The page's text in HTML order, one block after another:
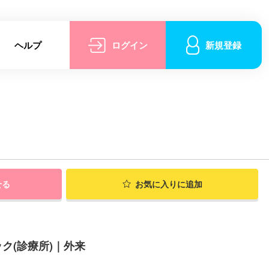
ヘルプ ログイン 新規登録
お気に入りに追加
(診療所)｜外来